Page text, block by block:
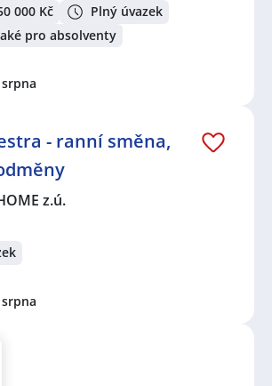
000 Kč
Plný úvazek
pro absolventy
- ranní směna,
z.ú.